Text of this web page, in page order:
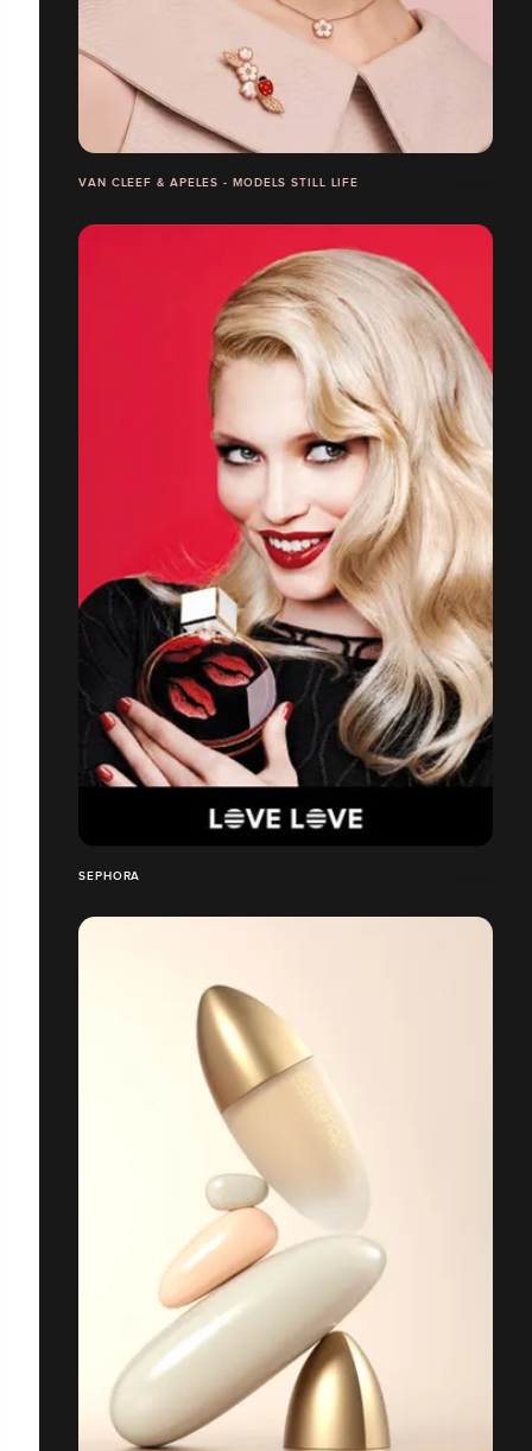
VAN CLEEF & APELES - MODELS STILL LIFE
SEPHORA